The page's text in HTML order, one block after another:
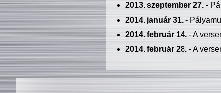
2013. szeptember 27.-
2014. január 31.-
2014. február 14.- A
2014. február 28.- A